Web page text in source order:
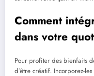
Comment
dans votre
Pour profiter des bienfaits
d’être créatif. Incorporez-